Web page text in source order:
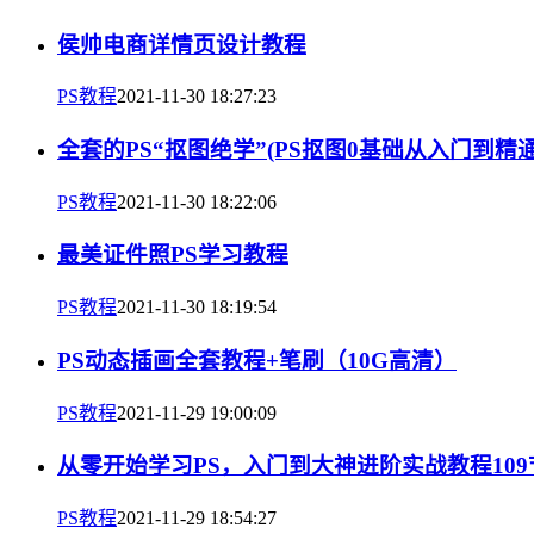
侯帅电商详情页设计教程
PS教程2021-11-30 18:27:23
全套的PS“抠图绝学”(PS抠图0基础从入门到精
PS教程2021-11-30 18:22:06
最美证件照PS学习教程
PS教程2021-11-30 18:19:54
PS动态插画全套教程+笔刷（10G高清）
PS教程2021-11-29 19:00:09
从零开始学习PS，入门到大神进阶实战教程109
PS教程2021-11-29 18:54:27